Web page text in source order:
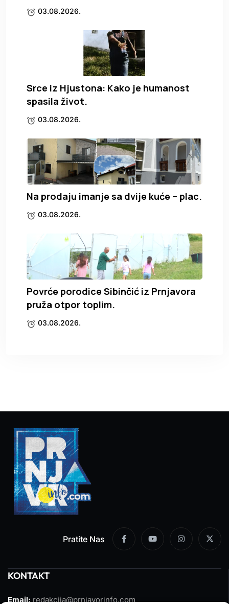
03.08.2026.
Srce iz Hjustona: Kako je humanost
spasila život.
03.08.2026.
Na prodaju imanje sa dvije kuće – plac.
03.08.2026.
Povrće porodice Sibinčić iz Prnjavora
pruža otpor toplim.
03.08.2026.
Pratite Nas
KONTAKT
Email: redakcija@prnjavorinfo.com